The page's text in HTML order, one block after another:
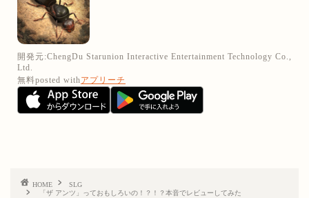
開発元:ChengDu Starunion Interactive Entertainment Technology Co.,
Ltd.
無料posted withアプリーチ
HOME
SLG
「ザ アンツ」っておもしろいの！？！？本音でレビューしてみた